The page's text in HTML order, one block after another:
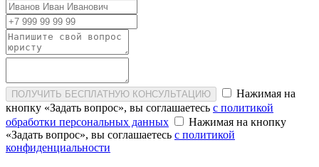
ПОЛУЧИТЬ БЕСПЛАТНУЮ КОНСУЛЬТАЦИЮ
Нажимая на
кнопку «Задать вопрос», вы соглашаетесь с политикой
обработки персональных данных
Нажимая на кнопку
«Задать вопрос», вы соглашаетесь с политикой
конфиденциальности